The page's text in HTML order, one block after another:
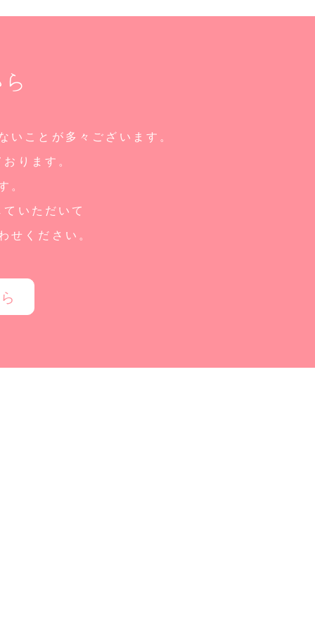
いことが多々ございます。
ります。
。
いただいて
せください。